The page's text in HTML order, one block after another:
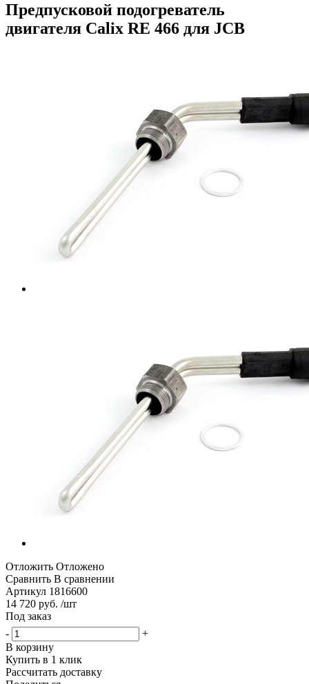
Предпусковой подогреватель
двигателя Calix RE 466 для JCB
Отложить Отложено
Сравнить В сравнении
Артикул 1816600
14 720 руб. /шт
Под заказ
-
+
В корзину
Купить в 1 клик
Рассчитать доставку